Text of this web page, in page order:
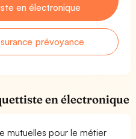
en électronique
prévoyance
en électronique
mutuelles pour le métier